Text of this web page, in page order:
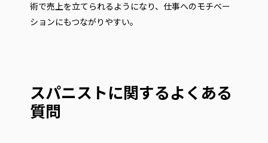
術で売上を立てられるようになり、仕事へのモチベー
ションにもつながりやすい。
スパニストに関するよくある
質問